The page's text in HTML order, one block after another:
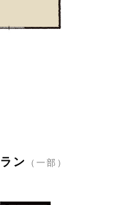
ン （一部）